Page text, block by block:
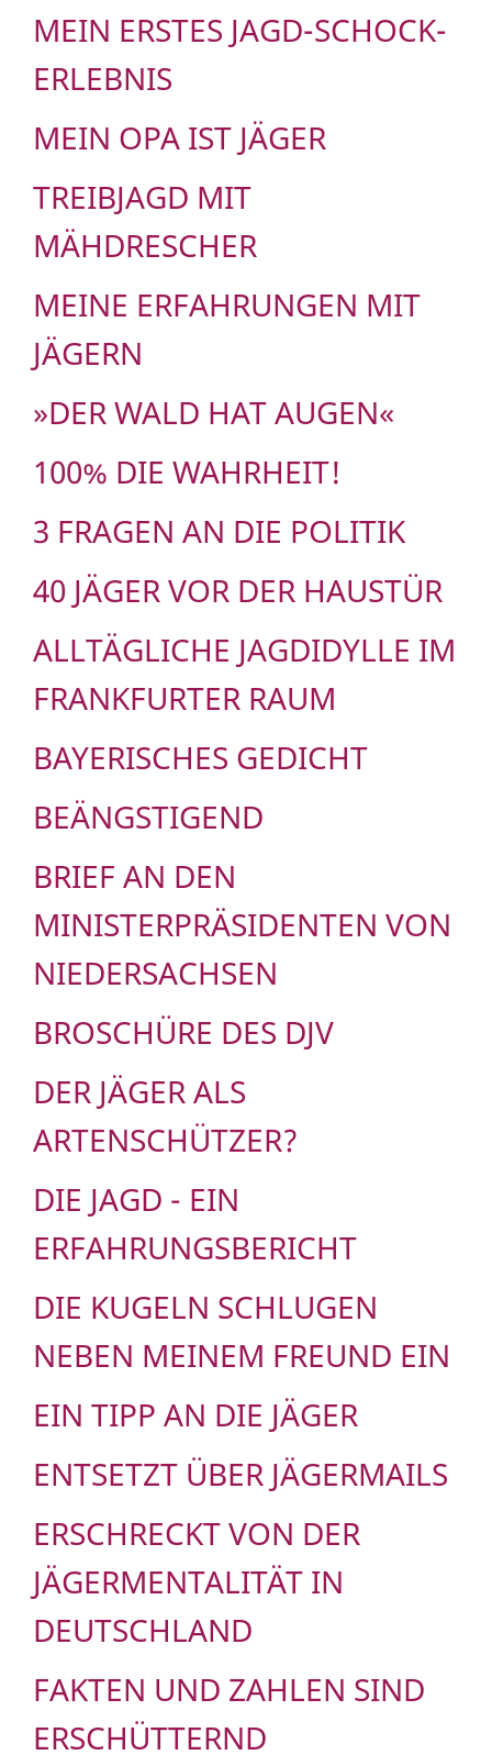
MEIN ERSTES JAGD-SCHOCK-
ERLEBNIS
MEIN OPA IST JÄGER
TREIBJAGD MIT
MÄHDRESCHER
MEINE ERFAHRUNGEN MIT
JÄGERN
»DER WALD HAT AUGEN«
100% DIE WAHRHEIT!
3 FRAGEN AN DIE POLITIK
40 JÄGER VOR DER HAUSTÜR
ALLTÄGLICHE JAGDIDYLLE IM
FRANKFURTER RAUM
BAYERISCHES GEDICHT
BEÄNGSTIGEND
BRIEF AN DEN
MINISTERPRÄSIDENTEN VON
NIEDERSACHSEN
BROSCHÜRE DES DJV
DER JÄGER ALS
ARTENSCHÜTZER?
DIE JAGD - EIN
ERFAHRUNGSBERICHT
DIE KUGELN SCHLUGEN
NEBEN MEINEM FREUND EIN
EIN TIPP AN DIE JÄGER
ENTSETZT ÜBER JÄGERMAILS
ERSCHRECKT VON DER
JÄGERMENTALITÄT IN
DEUTSCHLAND
FAKTEN UND ZAHLEN SIND
ERSCHÜTTERND